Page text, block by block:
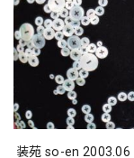
装苑 so-en 2003.06